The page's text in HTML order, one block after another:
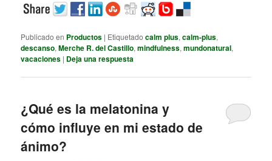
Publicado en Productos | Etiquetado calm plus,calm-plus,
descanso,Merche R. del Castillo,mindfulness,mundonatural,
vacaciones | Deja una respuesta
¿Qué es la melatonina y
cómo influye en mi estado de
ánimo?